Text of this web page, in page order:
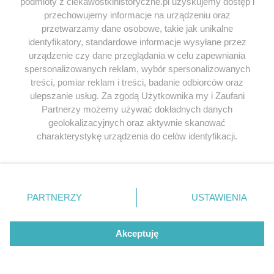
dziedziczki wcale nie przypominała bajki. W
końcu jednak i ona poznała swojego
księcia... Tyle tylko,...
1 marca 2017 | Autorzy:Krystian Fred
dzieci? Był
tatusiem? Wspierał
26 lutego 2017 |
Wolnicka
KOMENTARZE(9)
Twój adres e-mail nie zostanie opublikowany.
Wymagane pola są oznaczone
KOMENTARZ
przechowujemy informacje na urządzeniu oraz
przetwarzamy dane osobowe, takie jak unikalne
identyfikatory, standardowe informacje wysyłane przez
urządzenie czy dane przeglądania w celu zapewniania
spersonalizowanych reklam, wybór spersonalizowanych
treści, pomiar reklam i treści, badanie odbiorców oraz
ulepszanie usług. Za zgodą Użytkownika my i Zaufani
Partnerzy możemy używać dokładnych danych
geolokalizacyjnych oraz aktywnie skanować
charakterystykę urządzenia do celów identyfikacji.
zmienić/wycofać klikając przycisk ustawień prywatności
znajdujący się w lewym dolnym rogu strony
. Niektóre
użytkownika, ale masz prawo sprzeciwić się takiemu
przetwarzaniu. Preferencje będą miały zastosowania tylko
PARTNERZY USTAWIENIA
Akceptuję